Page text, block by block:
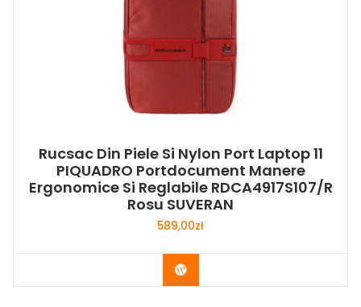
Rucsac Din Piele Si Nylon Port Laptop 11
PIQUADRO Portdocument Manere
Ergonomice Si Reglabile RDCA4917S107/R
Rosu SUVERAN
589,00zł
Buy Now